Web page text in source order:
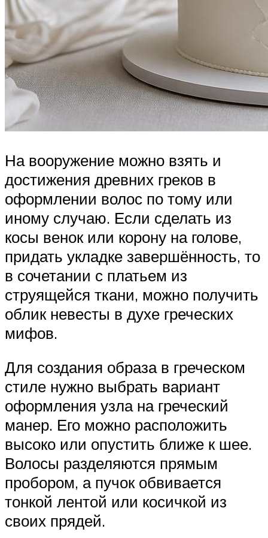
На вооружение можно взять и
достижения древних греков в
оформлении волос по тому или
иному случаю. Если сделать из
косы венок или корону на голове,
придать укладке завершённость, то
в сочетании с платьем из
струящейся ткани, можно получить
облик невесты в духе греческих
мифов.
Для создания образа в греческом
стиле нужно выбрать вариант
оформления узла на греческий
манер. Его можно расположить
высоко или опустить ближе к шее.
Волосы разделяются прямым
пробором, а пучок обвивается
тонкой лентой или косичкой из
своих прядей.